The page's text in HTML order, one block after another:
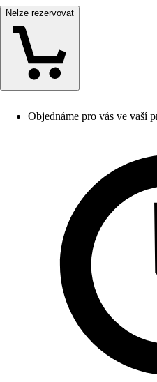
Nelze rezervovat
Objednáme pro vás ve vaší